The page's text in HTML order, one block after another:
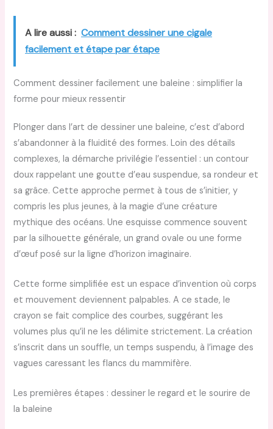
A lire aussi : Comment dessiner une cigale
facilement et étape par étape
Comment dessiner facilement une baleine : simplifier la
forme pour mieux ressentir
Plonger dans l’art de dessiner une baleine, c’est d’abord
s’abandonner à la fluidité des formes. Loin des détails
complexes, la démarche privilégie l’essentiel : un contour
doux rappelant une goutte d’eau suspendue, sa rondeur et
sa grâce. Cette approche permet à tous de s’initier, y
compris les plus jeunes, à la magie d’une créature
mythique des océans. Une esquisse commence souvent
par la silhouette générale, un grand ovale ou une forme
d’œuf posé sur la ligne d’horizon imaginaire.
Cette forme simplifiée est un espace d’invention où corps
et mouvement deviennent palpables. A ce stade, le
crayon se fait complice des courbes, suggérant les
volumes plus qu’il ne les délimite strictement. La création
s’inscrit dans un souffle, un temps suspendu, à l’image des
vagues caressant les flancs du mammifère.
Les premières étapes : dessiner le regard et le sourire de
la baleine